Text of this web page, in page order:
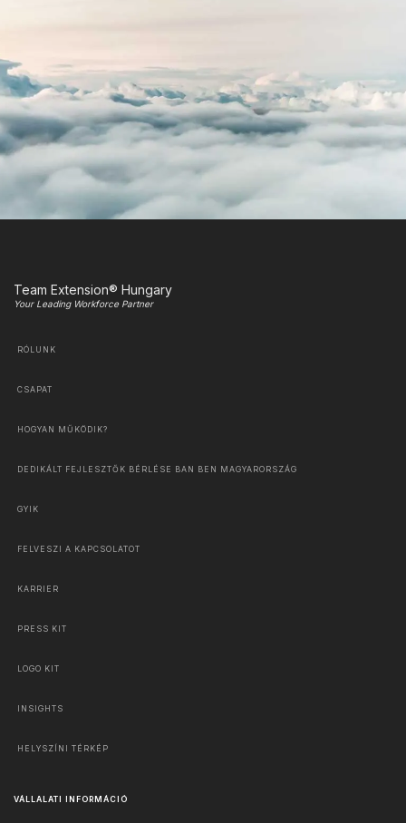
Team Extension® Hungary
Your Leading Workforce Partner
RÓLUNK
CSAPAT
HOGYAN MŰKÖDIK?
DEDIKÁLT FEJLESZTŐK BÉRLÉSE BAN BEN MAGYARORSZÁG
GYIK
FELVESZI A KAPCSOLATOT
KARRIER
PRESS KIT
LOGO KIT
INSIGHTS
HELYSZÍNI TÉRKÉP
VÁLLALATI INFORMÁCIÓ